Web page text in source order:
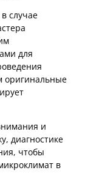
случае
для
оригинальные
и
диагностике
чтобы
в